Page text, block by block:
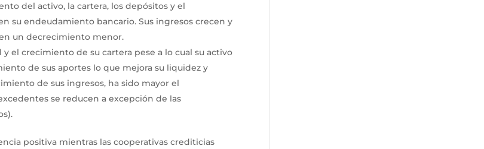
del activo, la cartera, los depósitos y el
su endeudamiento bancario. Sus ingresos crecen y
un decrecimiento menor.
el crecimiento de su cartera pese a lo cual su activo
de sus aportes lo que mejora su liquidez y
de sus ingresos, ha sido mayor el
se reducen a excepción de las
positiva mientras las cooperativas crediticias